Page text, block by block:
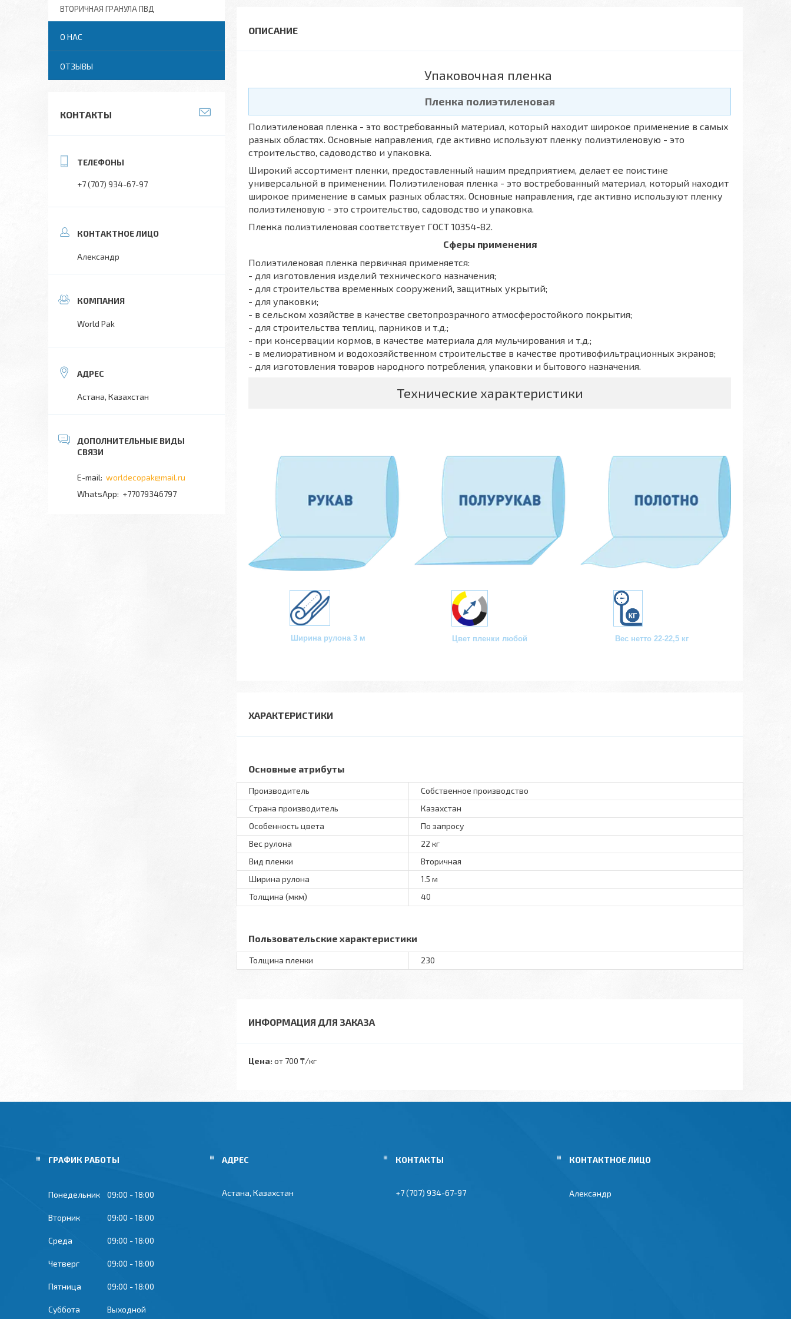
Упаковочная пленка
Пленка полиэтиленовая
Полиэтиленовая пленка - это востребованный материал, который находит широкое применение в самых
разных областях. Основные направления, где активно используют пленку полиэтиленовую - это
строительство, садоводство и упаковка.
Широкий ассортимент пленки, предоставленный нашим предприятием, делает ее поистине
универсальной в применении. Полиэтиленовая пленка - это востребованный материал, который находит
широкое применение в самых разных областях. Основные направления, где активно используют пленку
полиэтиленовую - это строительство, садоводство и упаковка.
Пленка полиэтиленовая соответствует ГОСТ 10354-82.
Сферы применения
Полиэтиленовая пленка первичная применяется:
- для изготовления изделий технического назначения;
- для строительства временных сооружений, защитных укрытий;
- для упаковки;
- в сельском хозяйстве в качестве светопрозрачного атмосферостойкого покрытия;
- для строительства теплиц, парников и т.д.;
- при консервации кормов, в качестве материала для мульчирования и т.д.;
- в мелиоративном и водохозяйственном строительстве в качестве противофильтрационных экранов;
- для изготовления товаров народного потребления, упаковки и бытового назначения.
Технические характеристики
Ширина рулона 3 м Цвет пленки любой Вес нетто 22-22,5 кг
ХАРАКТЕРИСТИКИ
Основные атрибуты
Производитель
Собственное производство
Страна производитель
Казахстан
Особенность цвета
По запросу
Вес рулона
22 кг
Вид пленки
Вторичная
Ширина рулона
1.5 м
Толщина (мкм)
40
Пользовательские характеристики
Толщина пленки 230
ИНФОРМАЦИЯ ДЛЯ ЗАКАЗА
Цена: от 700 ₸/кг
ВТОРИЧНАЯ ГРАНУЛА ПВД
О НАС
ОТЗЫВЫ
КОНТАКТЫ
+7 (707) 934-67-97
Александр
World Pak
Астана, Казахстан
worldecopak@mail.ru
+77079346797
ГРАФИК РАБОТЫ
Понедельник 09:00 18:00
Вторник 09:00 18:00
Среда 09:00 18:00
Четверг 09:00 18:00
Пятница 09:00 18:00
Суббота Выходной
Астана, Казахстан +7 (707) 934-67-97 Александр